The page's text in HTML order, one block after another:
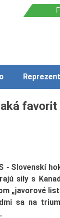
favorit
- Slovenskí
sily s
„javorové
sa na